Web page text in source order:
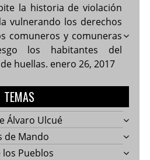
la historia de violación
vulnerando los derechos
comuneros y comuneras
los habitantes del
huellas. enero 26, 2017
TEMAS
Álvaro Ulcué
de Mando
Pueblos